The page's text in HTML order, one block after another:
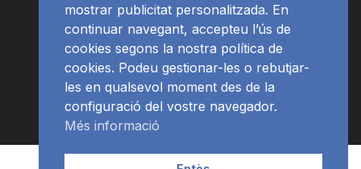
APP Programació
mostrar publicitat personalitzada. En
continuar navegant, accepteu l’ús de
cookies segons la nostra política de
cookies. Podeu gestionar-les o rebutjar-
les en qualsevol moment des de la
configuració del vostre navegador.
Més informació